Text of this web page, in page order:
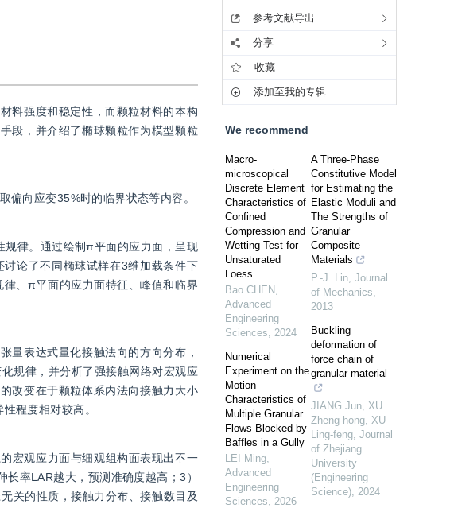
料强度和稳定性，而颗粒材料的本构
段，并介绍了椭球颗粒作为模型颗粒
偏向应变35%时的临界状态等内容。
规律。通过绘制π平面的应力面，呈现
论了不同椭球试样在3维加载条件下
、π平面的应力面特征、峰值和临界
量表达式量化接触法向的方向分布，
规律，并分析了强接触网络对宏观应
改变在于颗粒体系内法向接触力大小
程度相对较高。
宏观应力面与细观组构面表现出不一
率LAR越大，预测准确度越高；3）
关的性质，接触力分布、接触数目及
参考文献导出
分享
收藏
添加至我的专辑
We recommend
Macro-
microscopical
Discrete Element
Characteristics of
Confined
Compression and
Wetting Test for
Unsaturated
Loess
Bao CHEN ,
Advanced
Engineering
Sciences, 2024
Numerical
Experiment on the
Motion
Characteristics of
Multiple Granular
Flows Blocked by
Baffles in a Gully
LEI Ming,
Advanced
Engineering
Sciences, 2026
A Three-Phase
Constitutive Model
for Estimating the
Elastic Moduli and
The Strengths of
Granular
Composite
Materials
P.-J. Lin, Journal
of Mechanics,
2013
Buckling
deformation of
force chain of
granular material
JIANG Jun, XU
Zheng-hong, XU
Ling-feng, Journal
of Zhejiang
University
(Engineering
Science), 2024